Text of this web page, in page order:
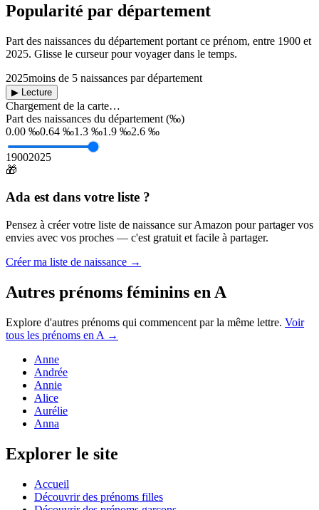
Popularité par département
Part des naissances du département portant ce prénom, entre 1900 et
2025. Glisse le curseur pour voyager dans le temps.
2025moins de 5 naissances par département
▶ Lecture
Chargement de la carte…
Part des naissances du département (‰)
0.00 ‰0.64 ‰1.3 ‰1.9 ‰2.6 ‰
19002025
🎁
Ada est dans votre liste ?
Pensez à créer votre liste de naissance sur Amazon pour partager vos
envies avec vos proches — c'est gratuit et facile à partager.
Créer ma liste de naissance →
Autres prénoms féminins en A
Explore d'autres prénoms qui commencent par la même lettre. Voir
tous les prénoms en A →
Anne
Andrée
Annie
Alice
Aurélie
Anna
Explorer le site
Accueil
Découvrir des prénoms filles